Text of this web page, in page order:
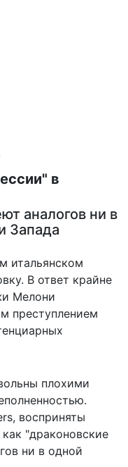
в
аналогов ни в
Запада
итальянском
В ответ крайне
Мелони
преступлением
плохими
восприняты
"драконовские
ни в одной